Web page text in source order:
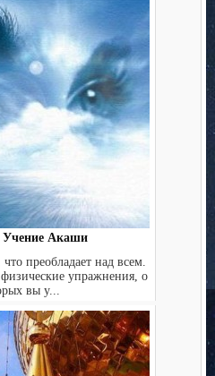
Акаши
преобладает над всем.
упражнения, о
вы у...